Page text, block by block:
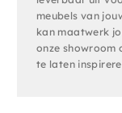
meubels van
kan maatwerk
onze showroom
te laten